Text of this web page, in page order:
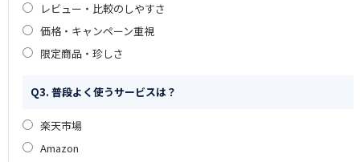
レビュー・比較のしやすさ
価格・キャンペーン重視
限定商品・珍しさ
Q3. 普段よく使うサービスは？
楽天市場
Amazon